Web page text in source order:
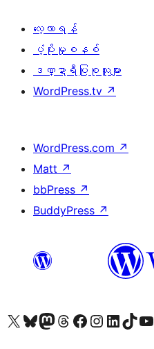
လေ့လာရန်
ပံ့ပိုးမှုစနစ်
ဒဏ္ဍာရီပြုစုသူများ
WordPress.tv ↗
WordPress.com ↗
Matt ↗
bbPress ↗
BuddyPress ↗
ကျွန်ုပ်တို့၏ X (ယခင် Twitter) အကောင့်သို့ သွားရောက်ကြည့်ရှုပါကျွန်ုပ်တို့၏ Bluesky အကောင့်သို့ ဝင်ရောက်ကြည့်ရှုရန်
ကျွန်ုပ်တို့၏ Mastodon အကောင့်သို့ သွားရောက်ကြည့်ရှုပါကျွန်ုပ်တို့၏ Threads အကောင့်သို့ ဝင်ရောက်ကြည့်ရှုရန်
ကျွန်ုပ်တို့၏ Facebook စာမျက်နှာသို့ သွားရောက်ကြည့်ရှုပါကျွန်ုပ်တို့၏ Instagram အကောင့်သို့ သွားရောက်ကြည့်ရှုပါ ကျွန်ုပ်တို့၏ LinkedIn အကောင့်သို့ သွားရောက်ကြည့်ရှုပါကျွန်ုပ်တို့၏ TikTok အကောင့်သို့ ဝင်ရောက်ကြည့်ရှုရန်
ကျွန်ုပ်တို့၏ YouTube ချန်နယ်သို့ သွားရောက်ကြည့်ရှုပါ